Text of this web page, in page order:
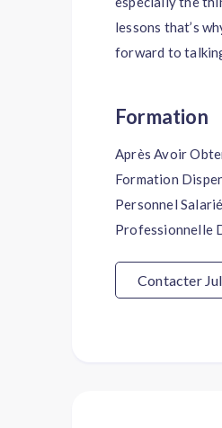
lessons that’s
forward to
Formation
Après Avoir
Formation
Personnel
Professionnelle
Contacter